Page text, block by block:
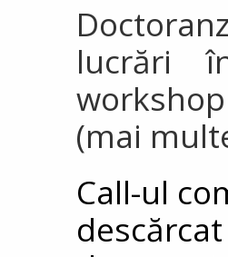
lucrări
(mai
Call-ul